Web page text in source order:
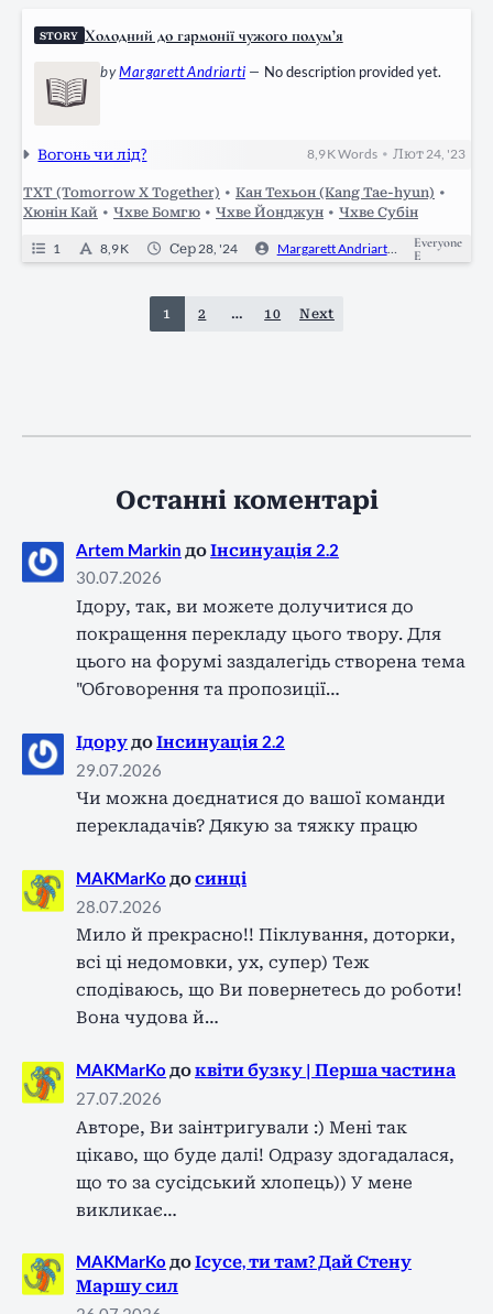
STORY Холодний до гармонії чужого полум’я
byMargarett Andriarti— No description provided yet.
Вогонь чи лід? 8,9 KWords •Лют 24, '23
TXT (Tomorrow X Together) • Кан Техьон (Kang Tae-hyun) •
Хюнін Кай • Чхве Бомгю • Чхве Йонджун • Чхве Субін
1 8,9 K Сер 28, '24 Margarett Andriarti 0
Everyone
E
1 2 … 10 Next
Останні коментарі
Artem Markin доІнсинуація 2.2
30.07.2026
Ідору, так, ви можете долучитися до
покращення перекладу цього твору. Для
цього на форумі заздалегідь створена тема
"Обговорення та пропозиції…
Ідору доІнсинуація 2.2
29.07.2026
Чи можна доєднатися до вашої команди
перекладачів? Дякую за тяжку працю
MAKMarKo досинці
28.07.2026
Мило й прекрасно!! Піклування, доторки,
всі ці недомовки, ух, супер) Теж
сподіваюсь, що Ви повернетесь до роботи!
Вона чудова й…
MAKMarKo доквіти бузку | Перша частина
27.07.2026
Авторе, Ви заінтригували :) Мені так
цікаво, що буде далі! Одразу здогадалася,
що то за сусідський хлопець)) У мене
викликає…
MAKMarKo доІсусе, ти там? Дай Стену
Маршу сил